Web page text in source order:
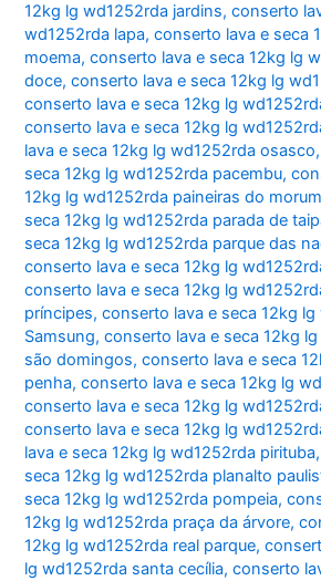
12kg lg wd1252rda jardins,conserto
wd1252rda lapa,conserto lava e seca
moema,conserto lava e seca 12kg lg
doce,conserto lava e seca 12kg lg
conserto lava e seca 12kg lg
conserto lava e seca 12kg lg
lava e seca 12kg lg wd1252rda osasco
seca 12kg lg wd1252rda pacembu,
12kg lg wd1252rda paineiras do
seca 12kg lg wd1252rda parada de
seca 12kg lg wd1252rda parque das
conserto lava e seca 12kg lg
conserto lava e seca 12kg lg
príncipes,conserto lava e seca 12kg
Samsung,conserto lava e seca 12kg
são domingos,conserto lava e seca
penha,conserto lava e seca 12kg lg
conserto lava e seca 12kg lg
conserto lava e seca 12kg lg
lava e seca 12kg lg wd1252rda pirituba
seca 12kg lg wd1252rda planalto
seca 12kg lg wd1252rda pompeia,
12kg lg wd1252rda praça da árvore,
12kg lg wd1252rda real parque,
lg wd1252rda santa cecília,conserto